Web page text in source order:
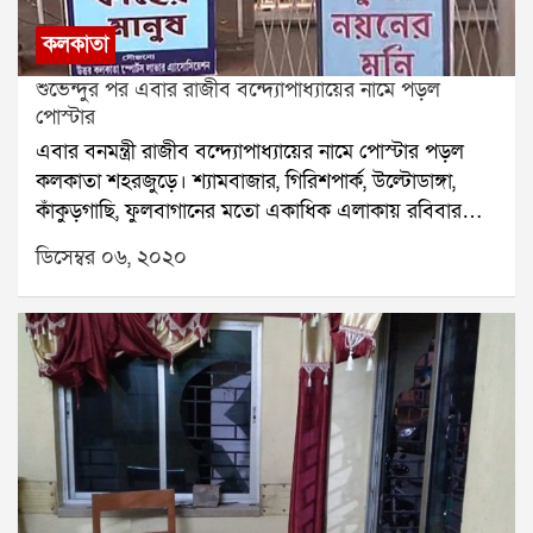
রাজনৈতিকভাবে নিরপেক্ষ হয়ে কাজ করতে হবে।
কলকাতা
শুভেন্দুর পর এবার রাজীব বন্দ্যোপাধ্যায়ের নামে পড়ল
পোস্টার
এবার বনমন্ত্রী রাজীব বন্দ্যোপাধ্যায়ের নামে পোস্টার পড়ল
কলকাতা শহরজুড়ে। শ্যামবাজার, গিরিশপার্ক, উল্টোডাঙ্গা,
কাঁকুড়গাছি, ফুলবাগানের মতো একাধিক এলাকায় রবিবার
সকালে এই পোস্টারগুলি চোখে পড়েছে। কোনও পোস্টারে
লেখা হয়েছে, কাজের মানুষ কাছের মানুষ, কোনওটিতে
রাজীবের ছবির নিচে লেখা সততার প্রতীক এবং ছাত্র যুবর
নয়েনের মণি। এতদিন শুভেন্দু অধিকারীর নামে রাজ্যের বিভিন্ন
জায়গায় পোস্টার পড়ত। সেই পোস্টারগুলি দলের ব্যানারে
ছিল না। ছিল দাদার অনুগামীর ব্যানারে। যা নিয়ে জল্পনার শেষ
নেই। এবার রাজীব বন্দ্যোপাধ্যায়ের নামে পোস্টার পড়ায় নতুন
করে জল্পনা সৃষ্টি হল রাজ্য রাজনীতিতে। তাহলে কী শুভেন্দু
অধিকারীর মতো রাজীব বন্দ্যোপাধ্যায়ও কি মন্ত্রীত্ব ছাড়বেন।
আরও পড়ুন ঃ নাকতলা উদয়ন সঙ্ঘে দুষ্কৃতী তাণ্ডব, আহত ২
ডিসেম্বর ০৬, ২০২০